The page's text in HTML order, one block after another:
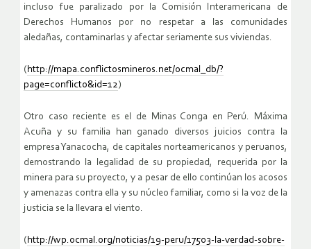
incluso fue paralizado por la Comisión Interamericana de
Derechos Humanos por no respetar a las comunidades
aledañas, contaminarlas y afectar seriamente sus viviendas.
(http://mapa.conflictosmineros.net/ocmal_db/?
page=conflicto&id=12)
Otro caso reciente es el de Minas Conga en Perú. Máxima
Acuña y su familia han ganado diversos juicios contra la
empresa Yanacocha, de capitales norteamericanos y peruanos,
demostrando la legalidad de su propiedad, requerida por la
minera para su proyecto, y a pesar de ello continúan los acosos
y amenazas contra ella y su núcleo familiar, como si la voz de la
justicia se la llevara el viento.
(http://wp.ocmal.org/noticias/19-peru/17503-la-verdad-sobre-